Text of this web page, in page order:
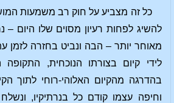
כל זה מצביע על חוק רב משמעות
להשיג לפחות רעיון מסוים שלו היום –
מאוחר יותר – הבה ונביט בחזרה לזמן
לידי קיום בצורתו הנוכחית,
בהדרגה מהקיום האלוהי-רוחי לתוך
וחיפה עצמו קודם כל בנרתיקיו,